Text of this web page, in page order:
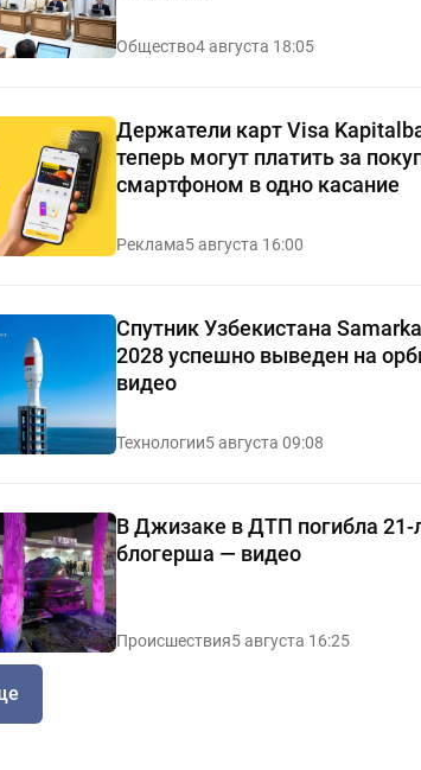
Общество4 августа 18:05
Держатели карт Visa
теперь могут платить за
смартфоном в одно касание
Реклама5 августа 16:00
Спутник Узбекистана
2028 успешно выведен на
видео
Технологии5 августа 09:08
В Джизаке в ДТП погибла 21-
блогерша — видео
Происшествия5 августа 16:25